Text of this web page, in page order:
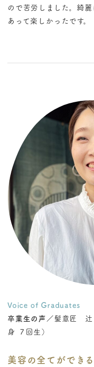
ので苦労しました。綺
あって楽しかったです。
Voice of Graduates
卒業生の声／髪意匠 辻
身 ７回生）
美容の全てができ